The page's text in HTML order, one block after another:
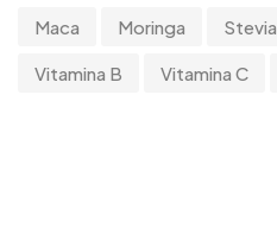
Maca Moringa Stevia
Vitamina B Vitamina C